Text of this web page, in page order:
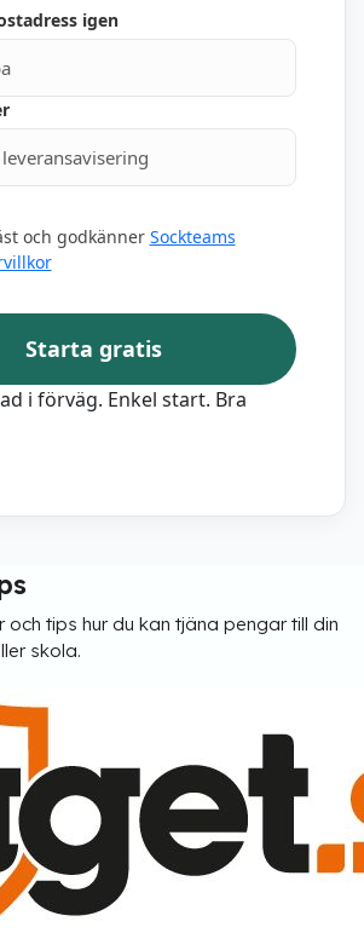
igen
och godkänner Sockteams
Starta gratis
i förväg. Enkel start. Bra
och tips hur du kan tjäna pengar till din
skola.